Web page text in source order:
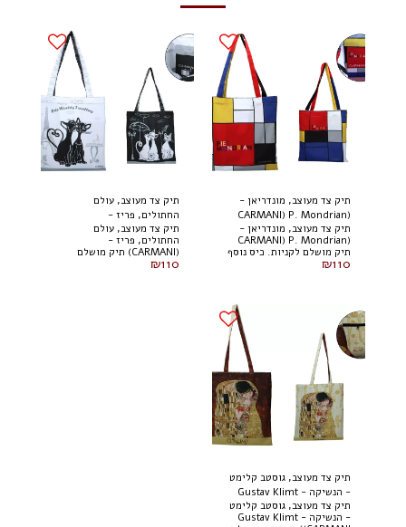
תיק צד מעוצב, מונדריאן -
(CARMANI) P. Mondrian
תיק צד מעוצב, מונדריאן -
(CARMANI) P. Mondrian
תיק מושלם לקניות. כיס נוסף
בפנים אומר שהדברים
8709
₪110
תיק צד מעוצב, עולם
החתולים, פריז -
(CARMANI)תיק צד מעוצב, עולם
החתולים, פריז -
(CARMANI) תיק מושלם
לקניות. כיס נוסף בפנים אומר
₪110
תיק צד מעוצב, גוסטב קלימט
- הנשיקה - Gustav Klimt
(CARMANI)
תיק צד מעוצב, גוסטב קלימט
- הנשיקה - Gustav Klimt